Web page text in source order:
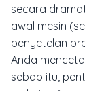
secara
awal mesin
penyetelan
Anda
sebab itu,